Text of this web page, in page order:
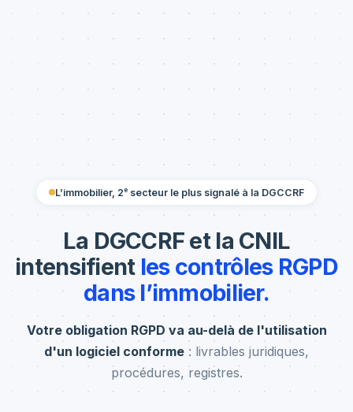
L’immobilier, 2 e secteur le plus signalé à la DGCCRF
La DGCCRF et la CNIL
intensifient les contrôles RGPD
dans l’immobilier.
Votre obligation RGPD va au-delà de l'utilisation
d'un logiciel conforme : livrables juridiques,
procédures, registres.